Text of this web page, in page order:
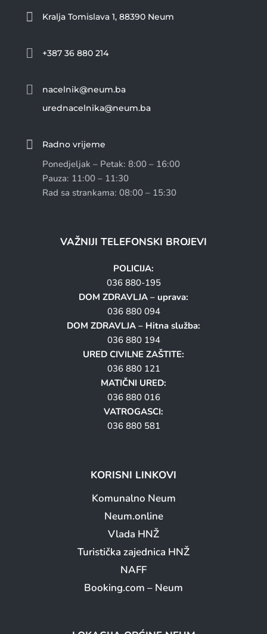
 Kralja Tomislava 1, 88390 Neum
 +387 36 880 214

nacelnik@neum.ba
urednacelnika@neum.ba
 Radno vrijeme
Ponedjeljak – Petak: 8:00 – 16:00
Pauza: 11:00 – 11:30
Rad sa strankama: 08:00 – 15:30
VAŽNIJI TELEFONSKI BROJEVI
POLICIJA:
036 880-195
DOM ZDRAVLJA – uprava:
036 880 094
DOM ZDRAVLJA – Hitna služba:
036 880 194
URED CIVILNE ZAŠTITE:
036 880 121
MATIČNI URED:
036 880 016
VATROGASCI:
036 880 581
KORISNI LINKOVI
Komunalno Neum
Neum.online
Vlada HNŽ
Turistička zajednica HNŽ
NAFF
Booking.com – Neum